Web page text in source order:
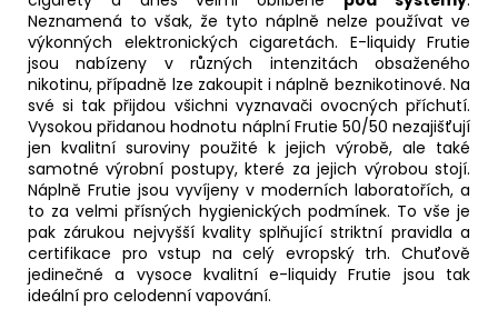
Neznamená to však, že tyto náplně nelze používat ve
výkonných elektronických cigaretách. E-liquidy Frutie
jsou nabízeny v různých intenzitách obsaženého
nikotinu, případně lze zakoupit i náplně beznikotinové. Na
své si tak přijdou všichni vyznavači ovocných příchutí.
Vysokou přidanou hodnotu náplní Frutie 50/50 nezajišťují
jen kvalitní suroviny použité k jejich výrobě, ale také
samotné výrobní postupy, které za jejich výrobou stojí.
Náplně Frutie jsou vyvíjeny v moderních laboratořích, a
to za velmi přísných hygienických podmínek. To vše je
pak zárukou nejvyšší kvality splňující striktní pravidla a
certifikace pro vstup na celý evropský trh. Chuťově
jedinečné a vysoce kvalitní e-liquidy Frutie jsou tak
ideální pro celodenní vapování.